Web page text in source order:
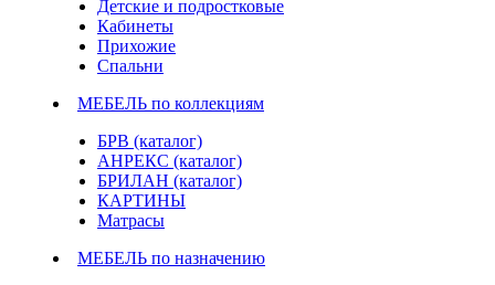
Детские и подростковые
Кабинеты
Прихожие
Спальни
МЕБЕЛЬ по коллекциям
БРВ (каталог)
АНРЕКС (каталог)
БРИЛАН (каталог)
КАРТИНЫ
Матрасы
МЕБЕЛЬ по назначению